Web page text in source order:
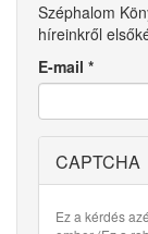
Széphalom
híreinkről
E-mail *
CAPTCHA
Ez a kérdés